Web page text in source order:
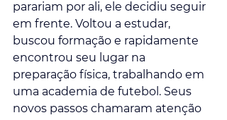
parariam por ali, ele decidiu seguir
em frente. Voltou a estudar,
buscou formação e rapidamente
encontrou seu lugar na
preparação física, trabalhando em
uma academia de futebol. Seus
novos passos chamaram atenção